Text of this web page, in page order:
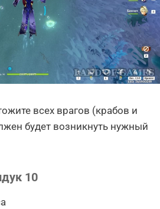
всех врагов (крабов и
будет возникнуть нужный
10